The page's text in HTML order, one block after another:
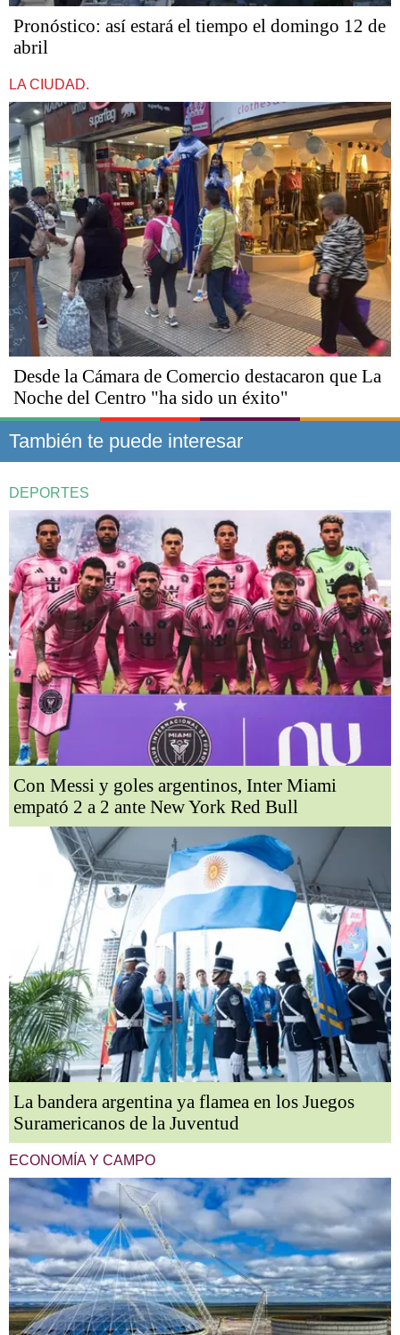
Pronóstico: así estará el tiempo el domingo 12 de
abril
LA CIUDAD.
Desde la Cámara de Comercio destacaron que La
Noche del Centro "ha sido un éxito"
También te puede interesar
DEPORTES
Con Messi y goles argentinos, Inter Miami
empató 2 a 2 ante New York Red Bull
La bandera argentina ya flamea en los Juegos
Suramericanos de la Juventud
ECONOMÍA Y CAMPO